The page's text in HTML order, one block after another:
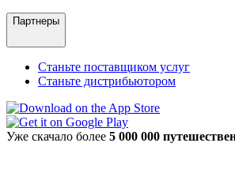
Партнеры
Станьте поставщиком услуг
Станьте дистрибьютором
Уже скачало более 5 000 000